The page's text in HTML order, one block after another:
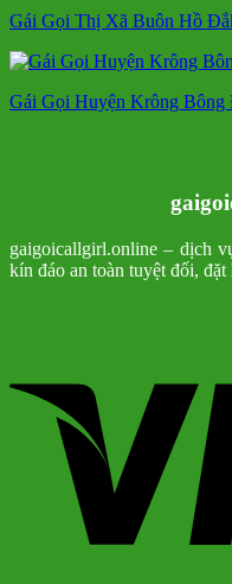
Gái Gọi Thị Xã Buôn Hồ
Gái Gọi Huyện Krông
gaigoicallgirl.online – dịch
kín đáo an toàn tuyệt đối,